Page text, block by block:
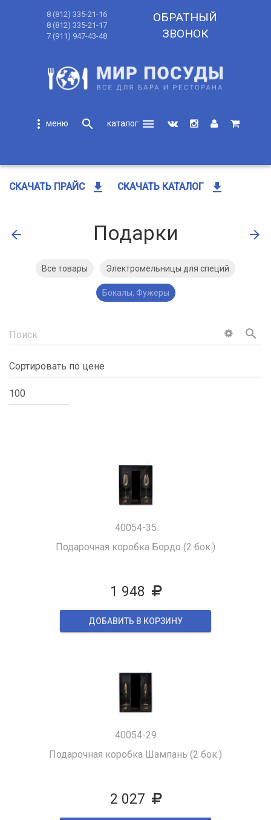
8 (812) 335-21-16
8 (812) 335-21-17
7 (911) 947-43-48
ОБРАТНЫЙ
ЗВОНОК
more_vert search
menu
СКАЧАТЬ ПРАЙС get_app СКАЧАТЬ КАТАЛОГ get_app
arrow_back Подарки arrow_forward
Все товары Электромельницы для специй
Бокалы, Фужеры
search
40054-35
Подарочная коробка Бордо (2 бок.)
1 948
ДОБАВИТЬ В КОРЗИНУ
40054-29
Подарочная коробка Шампань (2 бок.)
2 027